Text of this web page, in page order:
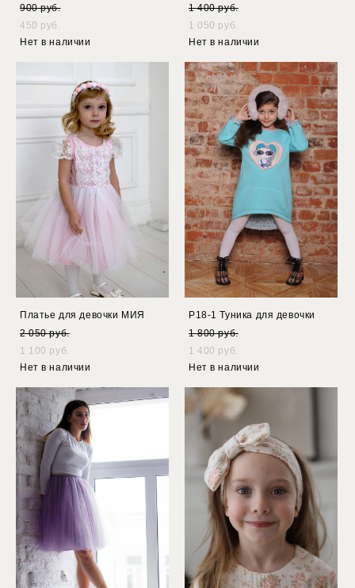
900 pуб.
450 pуб.
Нет в наличии
1 400 pуб.
1 050 pуб.
Нет в наличии
Платье для девочки МИЯ
2 050 pуб.
1 100 pуб.
Нет в наличии
Р18-1 Туника для девочки
1 800 pуб.
1 400 pуб.
Нет в наличии